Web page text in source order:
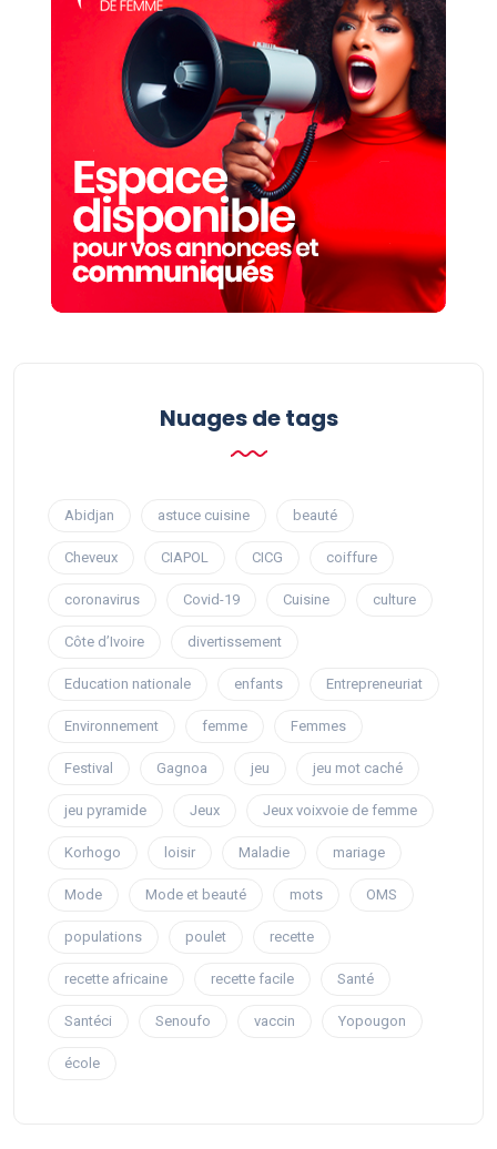
Nuages ​​de tags
Abidjan astuce cuisine beauté
Cheveux CIAPOL CICG coiffure
coronavirus Covid-19 Cuisine culture
Côte d’Ivoire divertissement
Education nationale enfants Entrepreneuriat
Environnement femme Femmes
Festival Gagnoa jeu jeu mot caché
jeu pyramide Jeux Jeux voixvoie de femme
Korhogo loisir Maladie mariage
Mode Mode et beauté mots OMS
populations poulet recette
recette africaine recette facile Santé
Santéci Senoufo vaccin Yopougon
école